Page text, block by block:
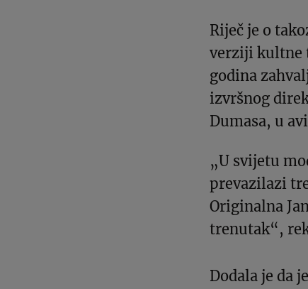
Riječ je o
verziji kultne
godina
izvršnog
Dumasa, u
„U svijetu
prevazilazi
Originalna
trenutak“,
Dodala je da